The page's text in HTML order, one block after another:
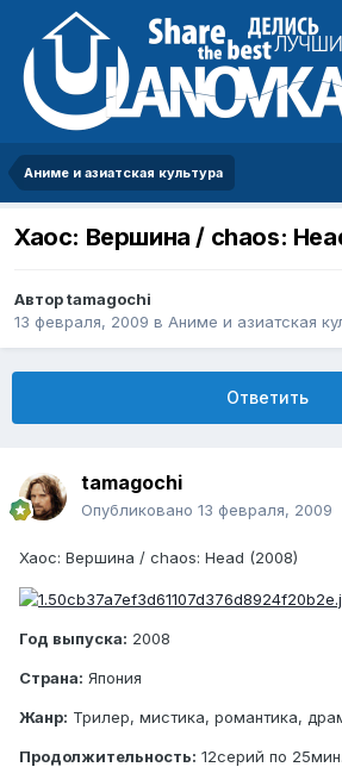
Аниме и азиатская культура
Хаос: Вершина / chaos:
Авторtamagochi
13 февраля, 2009 в Аниме и азиатская
Ответить
tamagochi
Опубликовано 13 февраля, 2009
Хаос: Вершина / chaos: Head (2008)
Год выпуска: 2008
Страна: Япония
Жанр: Трилер, мистика, романтика,
Продолжительность: 12серий по 25мин.